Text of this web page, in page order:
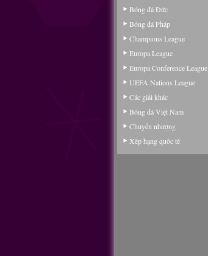
Bóng đá Đức
Bóng đá Pháp
Champions League
Europa League
Europa Conference League
UEFA Nations League
Các giải khác
Bóng đá Việt Nam
Chuyển nhượng
Xếp hạng quốc tế